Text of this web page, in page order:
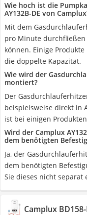
Wie hoch ist die
AY132B-DE von
Mit dem
pro Minute durchfließen
können. Einige
die doppelte Kapazität.
Wie wird der
montiert?
Der
beispielsweise direkt in
ist bei einigen
Wird der Camplux
dem benötigten
Ja, der
dem benötigten
Sie dieses nicht separat
Camplux BD158-